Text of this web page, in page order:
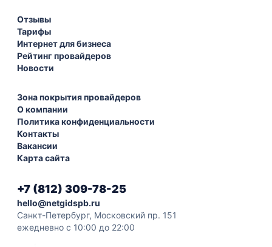
Отзывы
Тарифы
Интернет для бизнеса
Рейтинг провайдеров
Новости
Зона покрытия провайдеров
О компании
Политика конфиденциальности
Контакты
Вакансии
Карта сайта
+7 (812) 309-78-25
hello@netgidspb.ru
Санкт-Петербург, Московский пр. 151
ежедневно с 10:00 до 22:00